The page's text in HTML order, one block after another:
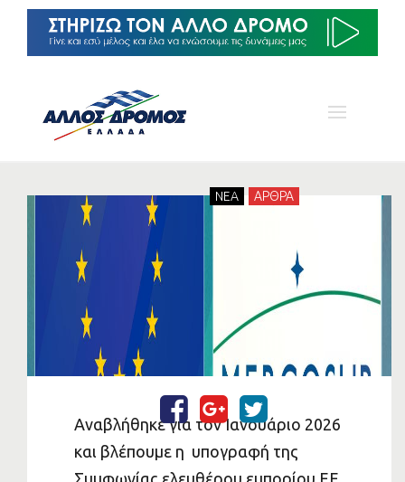
NEA ΑΡΘΡΑ
Αναβλήθηκε για τον Ιανουάριο 2026
και βλέπουμε η υπογραφή της